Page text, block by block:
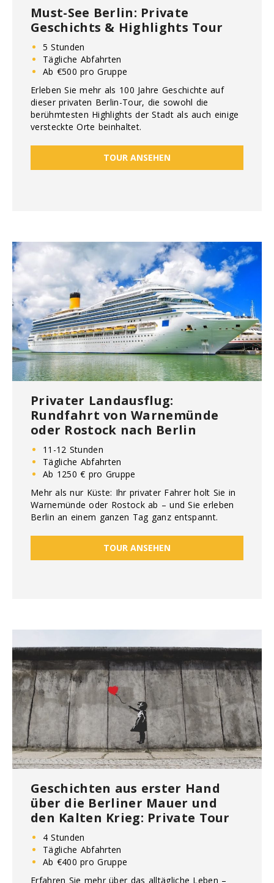
Must-See Berlin: Private
Geschichts & Highlights Tour
5 Stunden
Tägliche Abfahrten
Ab €500 pro Gruppe
Erleben Sie mehr als 100 Jahre Geschichte auf
dieser privaten Berlin-Tour, die sowohl die
berühmtesten Highlights der Stadt als auch einige
versteckte Orte beinhaltet.
TOUR ANSEHEN
Privater Landausflug:
Rundfahrt von Warnemünde
oder Rostock nach Berlin
11-12 Stunden
Tägliche Abfahrten
Ab 1250 € pro Gruppe
Mehr als nur Küste: Ihr privater Fahrer holt Sie in
Warnemünde oder Rostock ab – und Sie erleben
Berlin an einem ganzen Tag ganz entspannt.
TOUR ANSEHEN
Geschichten aus erster Hand
über die Berliner Mauer und
den Kalten Krieg: Private Tour
4 Stunden
Tägliche Abfahrten
Ab €400 pro Gruppe
Erfahren Sie mehr über das alltägliche Leben –